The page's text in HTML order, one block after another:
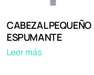
CABEZAL PEQUEÑO
ESPUMANTE
Leer más